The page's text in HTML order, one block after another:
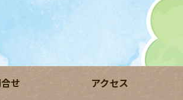
せ アクセス